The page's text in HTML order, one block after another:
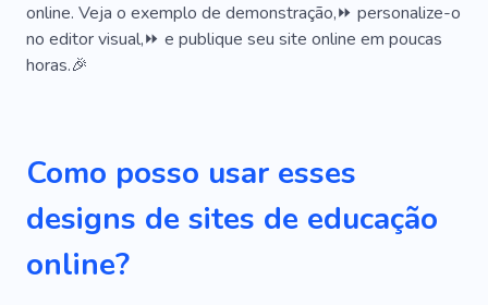
Suporte Empresarial
Crescimento
Liderança
Habilidade
Autodisciplina
Regras Inglesas
online. Veja o exemplo de demonstração,⏩ personalize-o
no editor visual,⏩ e publique seu site online em poucas
horas.🎉
Como posso usar esses
designs de sites de educação
online?